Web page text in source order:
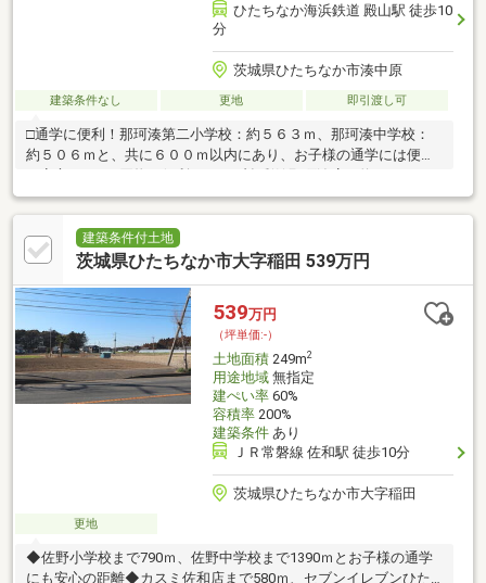
ひたちなか海浜鉄道 殿山駅 徒歩10
分
茨城県ひたちなか市湊中原
建築条件なし 更地 即引渡し可
□通学に便利！那珂湊第二小学校：約５６３ｍ、那珂湊中学校：
約５０６ｍと、共に６００ｍ以内にあり、お子様の通学には便利
（徒歩約９分）、ヤマザキショップちょうしや：約７６２ｍ（徒
歩約１０分）、ファミリーマートひたちなか北神敷台店：約８７
３ｍ（徒歩約１１分）と、日常の買物に便利な立地！□閑静な住
環境！物件の周辺は、畑や住宅が混在している、閑静で落着いた
路地状で、出入口から２０ｍ以上進んだ先に宅地部分があるので
通行人の視線が住宅に届きにくいです！
建築条件付土地
茨城県ひたちなか市大字稲田 539万円
539万円
（坪単価:-）
土地面積249m2
用途地域無指定
建ぺい率60%
容積率200%
建築条件あり
ＪＲ常磐線 佐和駅 徒歩10分
茨城県ひたちなか市大字稲田
更地
◆佐野小学校まで790ｍ、佐野中学校まで1390ｍとお子様の通学
にも安心の距離◆カスミ佐和店まで580ｍ、セブンイレブンひた